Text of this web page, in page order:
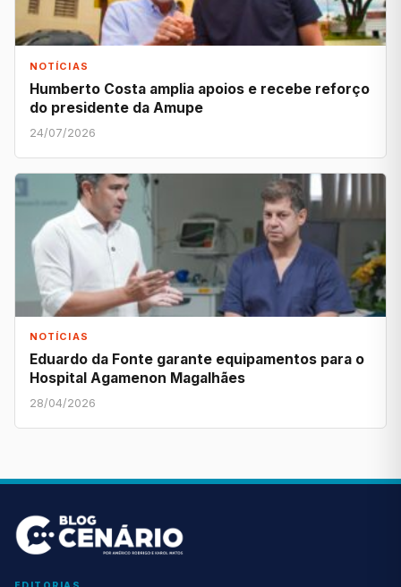
NOTÍCIAS
Humberto Costa amplia apoios e recebe reforço
do presidente da Amupe
24/07/2026
NOTÍCIAS
Eduardo da Fonte garante equipamentos para o
Hospital Agamenon Magalhães
28/04/2026